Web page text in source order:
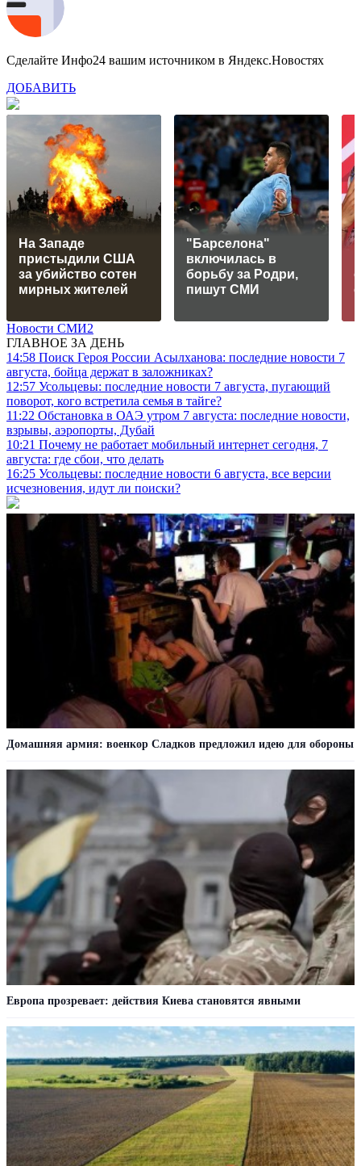
Сделайте Инфо24 вашим источником в Яндекс.Новостях
ДОБАВИТЬ
На Западе
пристыдили США
за убийство сотен
мирных жителей
"Барселона"
включилась в
борьбу за Родри,
пишут СМИ
Новости СМИ2
ГЛАВНОЕ ЗА ДЕНЬ
14:58 Поиск Героя России Асылханова: последние новости 7
августа, бойца держат в заложниках?
12:57 Усольцевы: последние новости 7 августа, пугающий
поворот, кого встретила семья в тайге?
11:22 Обстановка в ОАЭ утром 7 августа: последние новости,
взрывы, аэропорты, Дубай
10:21 Почему не работает мобильный интернет сегодня, 7
августа: где сбои, что делать
16:25 Усольцевы: последние новости 6 августа, все версии
исчезновения, идут ли поиски?
Домашняя армия: военкор Сладков предложил идею для обороны
Европа прозревает: действия Киева становятся явными